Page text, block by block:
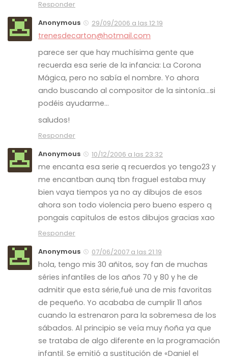
Responder
Anonymous
29/09/2006 a las 12:19
trenesdecarton@hotmail.com
parece ser que hay muchísima gente que
recuerda esa serie de la infancia: La Corona
Mágica, pero no sabía el nombre. Yo ahora
ando buscando al compositor de la sintonía…si
podéis ayudarme…
saludos!
Responder
Anonymous
10/12/2006 a las 23:32
me encanta esa serie q recuerdos yo tengo23 y
me encantban aunq tbn fraguel estaba muy
bien vaya tiempos ya no ay dibujos de esos
ahora son todo violencia pero bueno espero q
pongais capitulos de estos dibujos gracias xao
Responder
Anonymous
07/06/2007 a las 21:19
hola, tengo mis 30 añitos, soy fan de muchas
séries infantiles de los años 70 y 80 y he de
admitir que esta série,fué una de mis favoritas
de pequeño. Yo acababa de cumplir 11 años
cuando la estrenaron para la sobremesa de los
sábados. Al principio se veía muy ñoña ya que
se trataba de algo diferente en la programación
infantil. Se emitió a sustitución de «Daniel el